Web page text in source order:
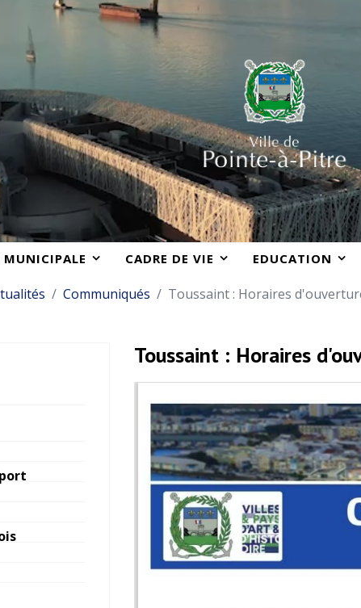
MUNICIPALE CADRE DE VIE EDUCATION
Communiqués Toussaint : Horaires
Toussaint : Horaires